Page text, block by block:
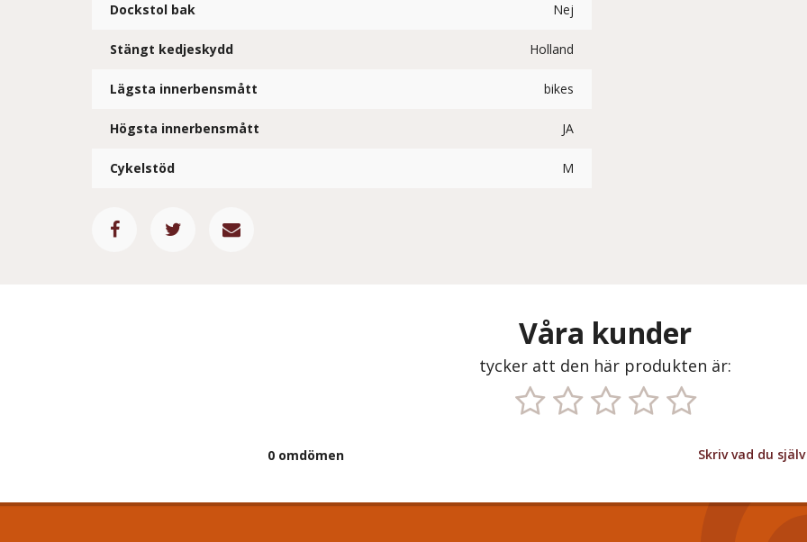
Dockstol bak Nej
Stängt kedjeskydd Holland
Lägsta innerbensmått bikes
Högsta innerbensmått JA
Cykelstöd M
Våra kunder
tycker att den här produkten är:
0 omdömen Skriv vad du